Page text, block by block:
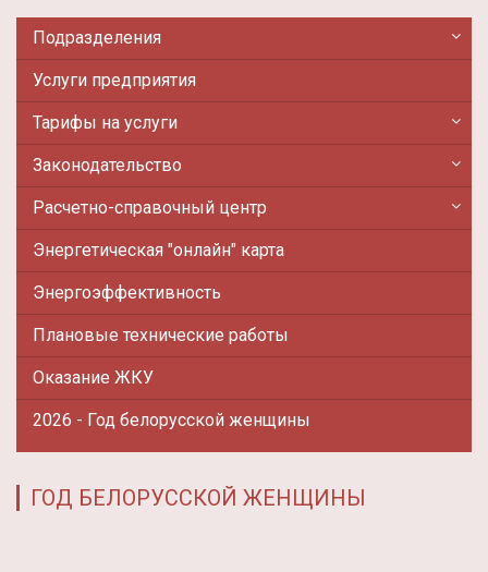
Подразделения
Услуги предприятия
Тарифы на услуги
Законодательство
Расчетно-справочный центр
Энергетическая "онлайн" карта
Энергоэффективность
Плановые технические работы
Оказание ЖКУ
2026 - Год белорусской женщины
ГОД БЕЛОРУССКОЙ ЖЕНЩИНЫ